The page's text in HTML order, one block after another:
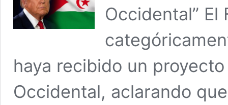
Occidental”
haya recibido un
Occidental, aclarando